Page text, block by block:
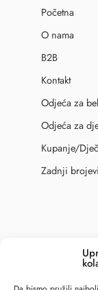
Početna
O nama
B2B
Kontakt
Odjeća za
Odjeća za
Kupanje/
Zadnji brojevi